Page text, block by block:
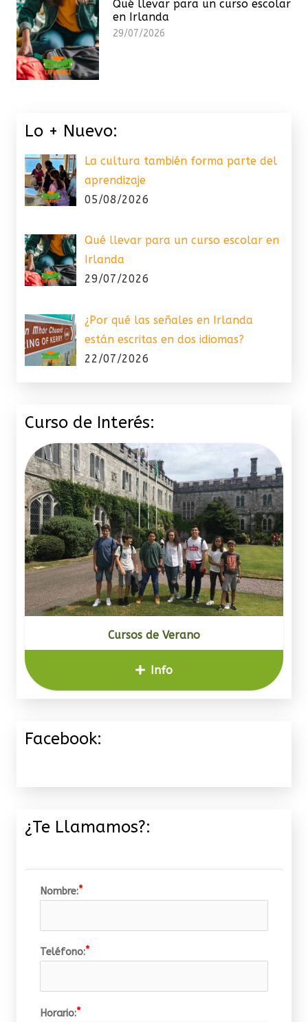
Qué llevar para un curso escolar
en Irlanda
29/07/2026
Lo + Nuevo:
La cultura también forma parte del
aprendizaje
05/08/2026
Qué llevar para un curso escolar en
Irlanda
29/07/2026
¿Por qué las señales en Irlanda
están escritas en dos idiomas?
22/07/2026
Curso de Interés:
Cursos de Verano
Info
Facebook:
¿Te Llamamos?:
Nombre:
Teléfono:
Horario: